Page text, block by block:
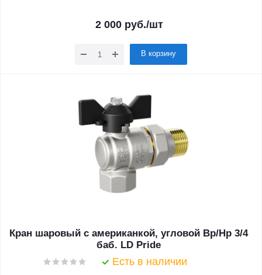
2 000руб./шт
В корзину
Кран шаровый с американкой, угловой Вр/Нр 3/4
баб. LD Pride
Есть в наличии